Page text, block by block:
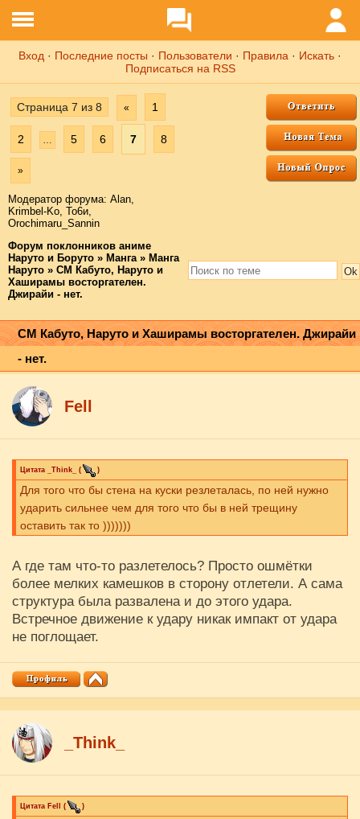
Вход · Последние посты · Пользователи · Правила · Искать ·
Подписаться на RSS
Страница 7 из 8 « 1
2 … 5 6 7 8
»
Модератор форума: Аlаn,
Krimbel-Ko, То6и,
Orochimaru_Sannin
Форум поклонников аниме
Наруто и Боруто » Манга » Манга
Наруто » СМ Кабуто, Наруто и
Хаширамы восторгателен.
Джирайи - нет.
СМ Кабуто, Наруто и Хаширамы восторгателен. Джирайи
- нет.
Fell
Цитата _Think_ ( )
Для того что бы стена на куски резлеталась, по ней нужно
ударить сильнее чем для того что бы в ней трещину
оставить так то )))))))
А где там что-то разлетелось? Просто ошмётки
более мелких камешков в сторону отлетели. А сама
структура была развалена и до этого удара.
Встречное движение к удару никак импакт от удара
не поглощает.
_Think_
Цитата Fell ( )